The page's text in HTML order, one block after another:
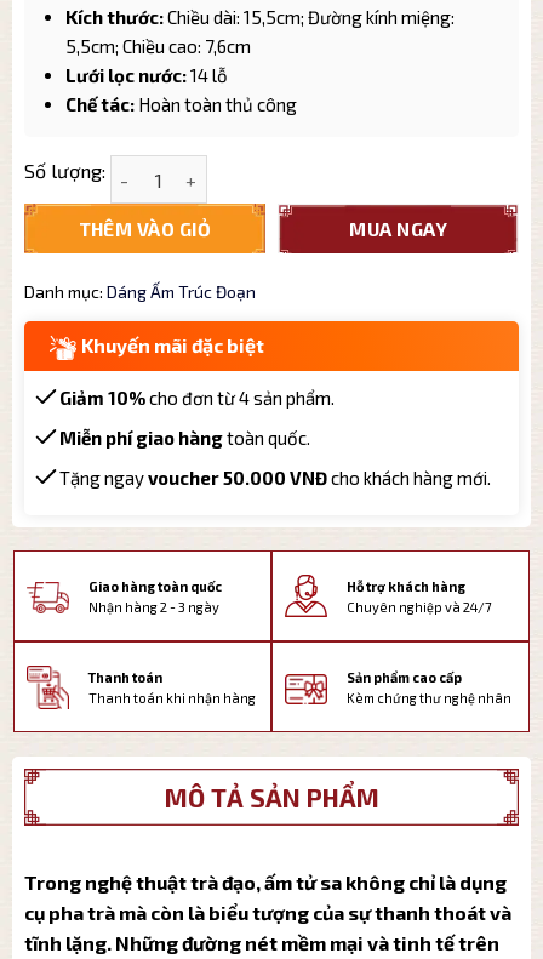
Kích thước:Chiều dài: 15,5cm;Đường kính miệng:
5,5cm;Chiều cao: 7,6cm
Lưới lọc nước:14 lỗ
Chế tác: Hoàn toàn thủ công
Số lượng:
THÊM VÀO GIỎ MUA NGAY
Danh mục: Dáng Ấm Trúc Đoạn
Khuyến mãi đặc biệt
Giảm 10%cho đơn từ 4 sản phẩm.
Miễn phí giao hàngtoàn quốc.
Tặng ngayvoucher 50.000 VNĐcho khách hàng mới.
Giao hàng toàn quốc
Nhận hàng 2 - 3 ngày
Hỗ trợ khách hàng
Chuyên nghiệp và 24/7
Thanh toán
Thanh toán khi nhận hàng
Sản phẩm cao cấp
Kèm chứng thư nghệ nhân
MÔ TẢ SẢN PHẨM
Trong nghệ thuật trà đạo, ấm tử sa không chỉ là dụng
cụ pha trà mà còn là biểu tượng của sự thanh thoát và
tĩnh lặng. Những đường nét mềm mại và tinh tế trên